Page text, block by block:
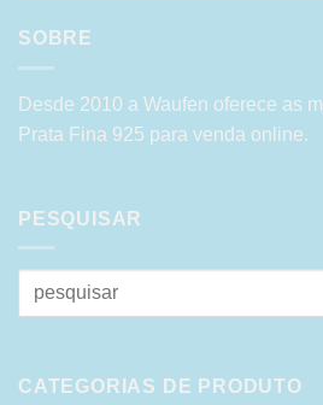
SOBRE
Desde 2010 a Waufen oferece as
Prata Fina 925 para venda online.
PESQUISAR
Pesquisar
por:
CATEGORIAS DE PRODUTO